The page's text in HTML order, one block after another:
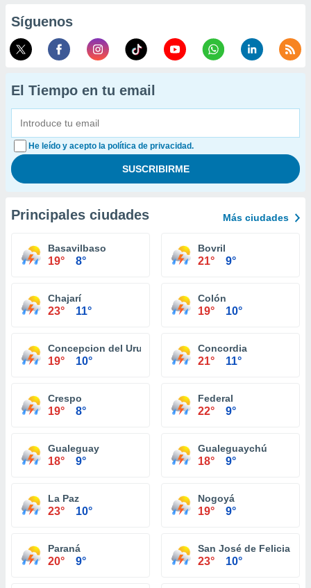
Síguenos
El Tiempo en tu email
He leído y acepto la política de privacidad.
Principales ciudades Más ciudades
Basavilbaso
19° 8°
Bovril
21° 9°
Chajarí
23° 11°
Colón
19° 10°
Concepcion del Uruguay
19° 10°
Concordia
21° 11°
Crespo
19° 8°
Federal
22° 9°
Gualeguay
18° 9°
Gualeguaychú
18° 9°
La Paz
23° 10°
Nogoyá
19° 9°
Paraná
20° 9°
San José de Feliciano
23° 10°